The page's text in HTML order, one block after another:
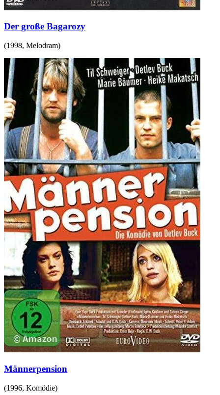
Der große Bagarozy
(1998, Melodram)
Männerpension
(1996, Komödie)